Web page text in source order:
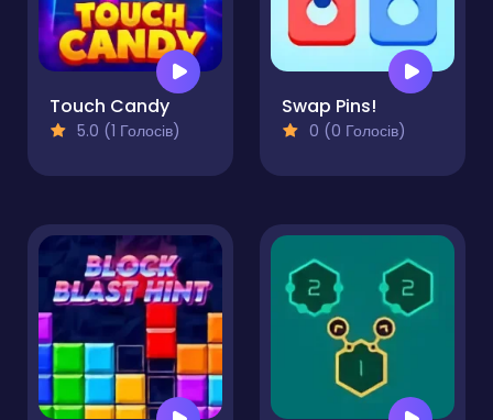
Touch Candy
5.0 (1 Голосів)
Swap Pins!
0 (0 Голосів)